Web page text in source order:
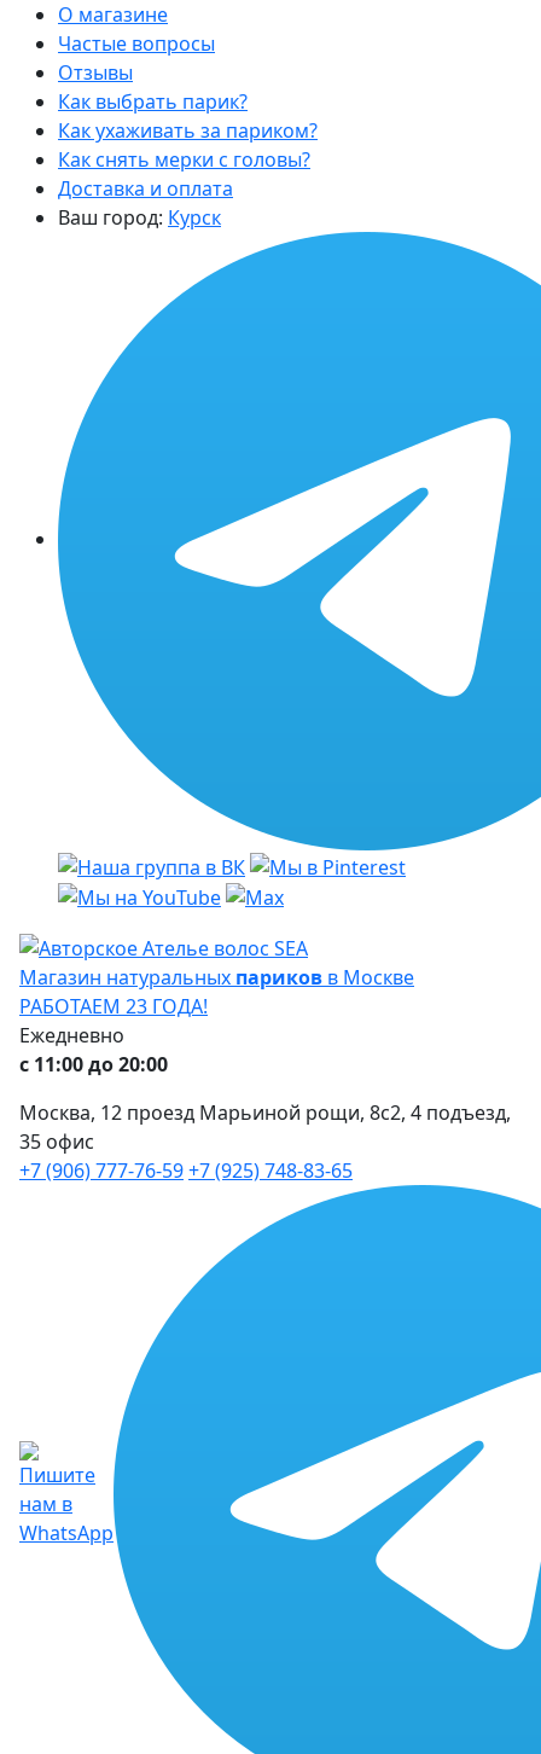
О магазине
Частые вопросы
Отзывы
Как выбрать парик?
Как ухаживать за париком?
Как снять мерки с головы?
Доставка и оплата
Ваш город: Курск
Магазин натуральных париков в Москве
РАБОТАЕМ 23 ГОДА!
Ежедневно
с 11:00 до 20:00
Москва, 12 проезд Марьиной рощи, 8с2, 4 подъезд,
35 офис
+7 (906) 777-76-59+7 (925) 748-83-65